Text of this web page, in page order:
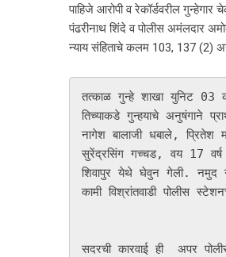
पाहिजे आरोपी व रेकॉर्डवरील
पंढरीनाथ शिंदे व पोलीस अमंलदार
न्याय संहिताचे कलम 103, 137 (2)
तत्काळ गुन्हे शाखा युनिट 03
तिच्याकडे गुन्हयाचे अनुषंगाने
नागेश बालाजी धबाले, प्रितेश
सुरेंद्रसिंग गच्चड, वय 17 वर्ष
शिवापुर येथे घेवुन गेली. नमुद
कामी विश्रांतवाडी पोलीस
सदरची कारवाई ही  अपर